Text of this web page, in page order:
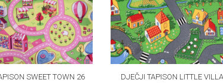
SWEET TOWN 26
DJEČJI TAPISON LITTLE